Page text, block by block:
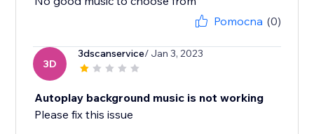
Pomocna (0)
3D
3dscanservice/ Jan 3, 2023
Autoplay background music is not working
Please fix this issue